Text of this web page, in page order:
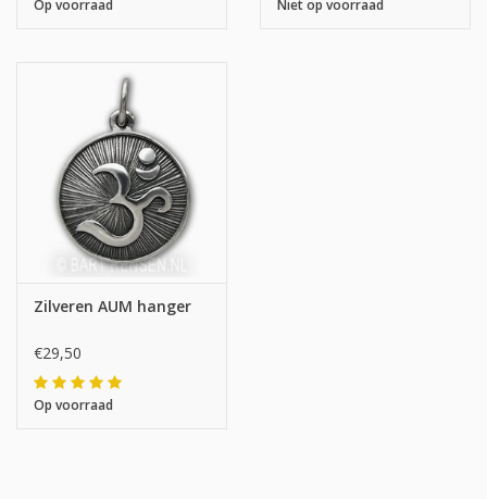
Op voorraad Niet op voorraad
Zilveren AUM hanger
€29,50
Op voorraad